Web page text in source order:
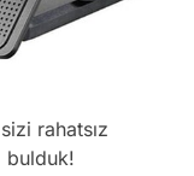
rahatsız
bulduk!